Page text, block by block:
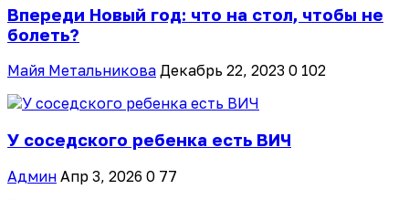
Впереди Новый год: что на стол, чтобы не
болеть?
Майя Метальникова Декабрь 22, 2023 0 102
У соседского ребенка есть ВИЧ
Админ Апр 3, 2026 0 77